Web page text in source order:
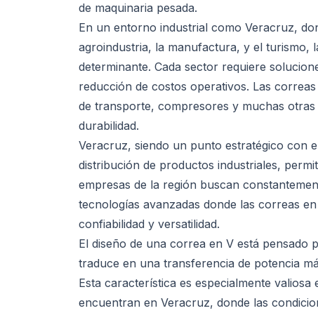
de maquinaria pesada.
En un entorno industrial como Veracruz,
agroindustria, la manufactura, y el turismo,
determinante. Cada sector requiere
reducción de costos operativos. Las
de transporte, compresores y muchas
durabilidad.
Veracruz, siendo un punto estratégico con
distribución de productos industriales,
empresas de la región buscan
tecnologías avanzadas donde las correas
confiabilidad y versatilidad.
El diseño de una correa en V está pensado
traduce en una transferencia de potencia
Esta característica es especialmente
encuentran en Veracruz, donde las